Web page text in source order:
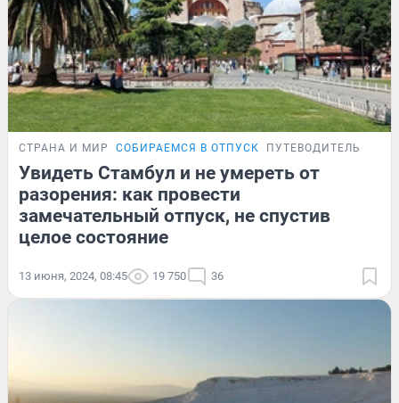
СТРАНА И МИР СОБИРАЕМСЯ В ОТПУСК ПУТЕВОДИТЕЛЬ
Увидеть Стамбул и не умереть от
разорения: как провести
замечательный отпуск, не спустив
целое состояние
13 июня, 2024, 08:45 19 750 36